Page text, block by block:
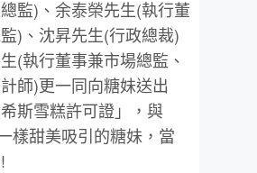
監)、余泰榮先生(執行董
)、 沈昇先生(行政總裁)
(執行董事兼市場總監、
師)更一同向糖妹送出
斯雪糕許可證」， 與
樣甜美吸引的糖妹 ，當